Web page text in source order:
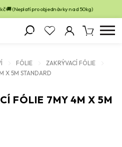
🚚 (Neplatí pro objednávky nad 50kg)
FÓLIE
ZAKRÝVACÍ FÓLIE
X 5M STANDARD
FÓLIE 7MY 4M X 5M